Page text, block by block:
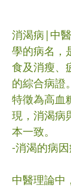
消渴病|中
學的病名，
食及消瘦、
的綜合病證
特徵為高血
現，消渴病
本一致。
-消渴的病
中醫理論中